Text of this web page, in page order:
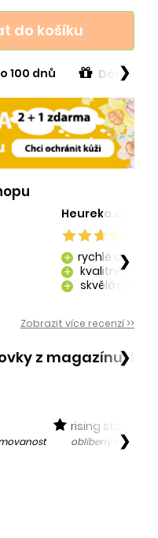
do košíku
100 dnů Dárek v
❯
Heureka.cz [29.
add rychlé dodání
add kvalitně
add skvělá péče o
❯
Zobrazit více recenzí >>
z magazínu❯
rising star
oblíbený v❯